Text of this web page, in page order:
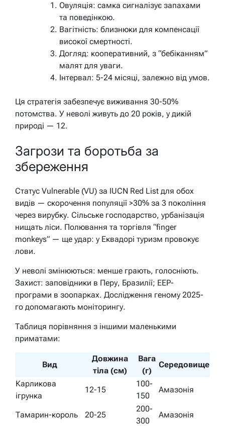
Овуляція: самка сигналізує запахами
та поведінкою.
Вагітність: близнюки для компенсації
високої смертності.
Догляд: кооперативний, з “бебіканням”
малят для уваги.
Інтервал: 5-24 місяці, залежно від умов.
Ця стратегія забезпечує виживання 30-50%
потомства. У неволі живуть до 20 років, у дикій
природі — 12.
Загрози та боротьба за
збереження
Статус Vulnerable (VU) за IUCN Red List для обох
видів — скорочення популяції >30% за 3 покоління
через вирубку. Сільське господарство, урбанізація
нищать ліси. Полювання та торгівля “finger
monkeys” — ще удар: у Еквадорі туризм провокує
лови.
У неволі змінюються: менше грають, голосніють.
Захист: заповідники в Перу, Бразилії; EEP-
програми в зоопарках. Дослідження геному 2025-
го допомагають моніторингу.
Таблиця порівняння з іншими маленькими
приматами:
Вид
Довжина
тіла (см)
Вага
(г)
Середовище
Карликова
ігрунка
12-15
100-
150
Амазонія
Тамарин-король 20-25
200-
300
Амазонія